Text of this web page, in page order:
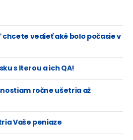
vedieť aké bolo počasie v
s Iterou a ich QA!
ročne ušetria až
Vaše peniaze